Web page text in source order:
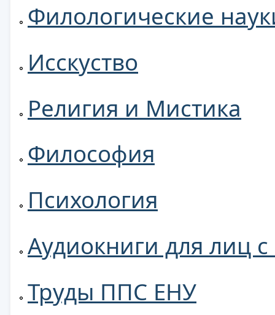
Филологические
Исскуство
Религия и Мистика
Философия
Психология
Аудиокниги для лиц
Труды ППС ЕНУ